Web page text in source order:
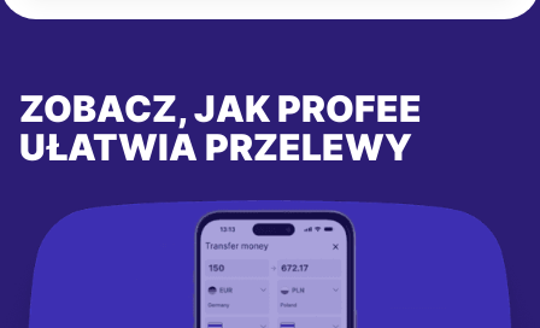
ZOBACZ, JAK PROFEE
UŁATWIA PRZELEWY